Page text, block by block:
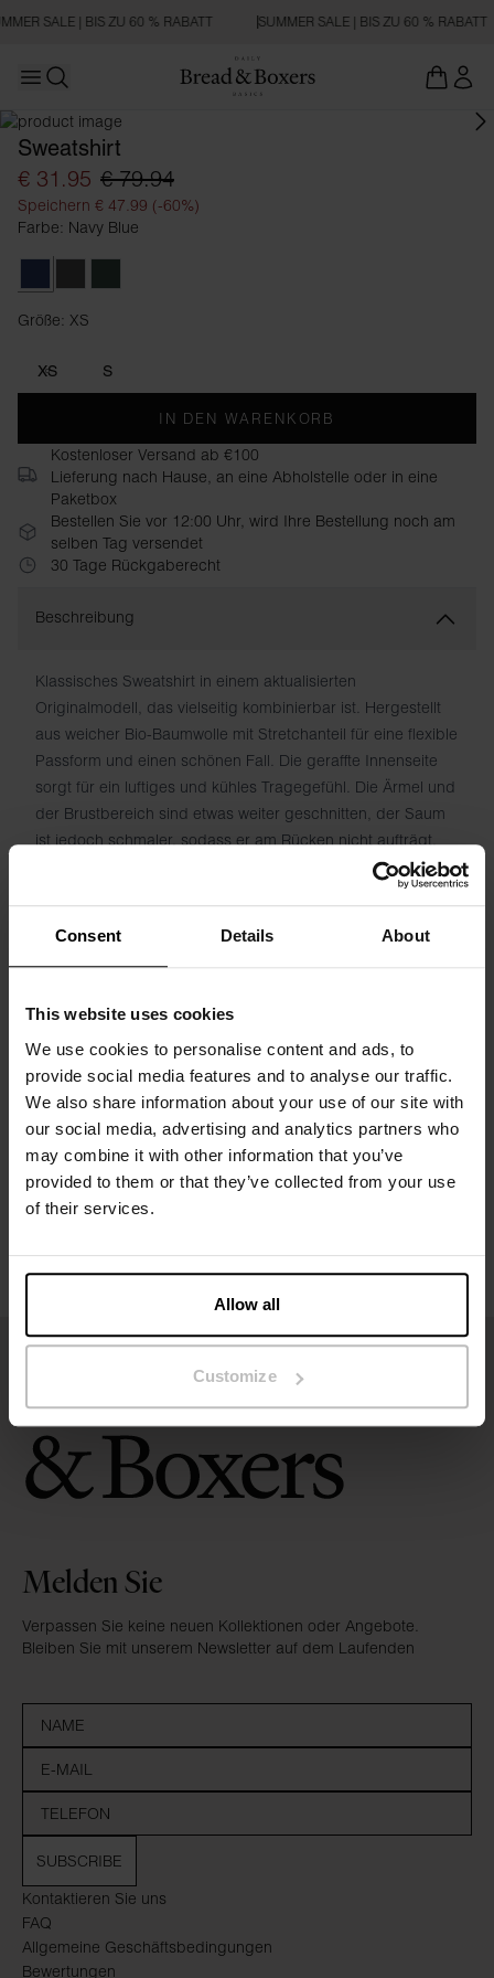
Consent Details About
This website uses cookies
We use cookies to personalise content and ads, to
provide social media features and to analyse our traffic.
We also share information about your use of our site with
our social media, advertising and analytics partners who
may combine it with other information that you’ve
provided to them or that they’ve collected from your use
of their services.
Allow all
Customize
SALE | BIS ZU 60 % RABATT SUMMER SALE | BIS ZU 60 % RABATT
Open main menu
Sweatshirt
€ 31.95 € 79.94
Speichern € 47.99 (-60%)
Farbe: Navy Blue
Größe: XS
XS S
IN DEN WARENKORB
Kostenloser Versand ab €100
Lieferung nach Hause, an eine Abholstelle oder in eine
Paketbox
Bestellen Sie vor 12:00 Uhr, wird Ihre Bestellung noch am
selben Tag versendet
30 Tage Rückgaberecht
Beschreibung
Klassisches Sweatshirt in einem aktualisierten
Originalmodell, das vielseitig kombinierbar ist. Hergestellt
aus weicher Bio-Baumwolle mit Stretchanteil für eine flexible
Passform und einen schönen Fall. Die geraffte Innenseite
sorgt für ein luftiges und kühles Tragegefühl. Die Ärmel und
der Brustbereich sind etwas weiter geschnitten, der Saum
ist jedoch schmaler, sodass er am Rücken nicht aufträgt.
Dezenter Rippstrick an Halsausschnitt und Bündchen.
Passt perfekt zu Jeans oder unseren Lounge-Hosen/Shorts.
Material: 94 % Bio-Baumwolle, 6 % Elastan
Das Model auf dem Bild ist 185 cm groß und trägt Größe M.
Spezifikation
Größentabelle
Pflegehinweise
Kontaktieren Sie uns
FAQ
Allgemeine Geschäftsbedingungen
Bewertungen
Melden Sie
Verpassen Sie keine neuen Kollektionen oder Angebote.
Bleiben Sie mit unserem Newsletter auf dem Laufenden
SUBSCRIBE